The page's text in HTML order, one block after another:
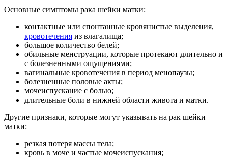
Основные симптомы рака шейки матки:
контактные или спонтанные кровянистые выделения,
кровотечения из влагалища;
большое количество белей;
обильные менструации, которые протекают длительно и
с болезненными ощущениями;
вагинальные кровотечения в период менопаузы;
болезненные половые акты;
мочеиспускание с болью;
длительные боли в нижней области живота и матки.
Другие признаки, которые могут указывать на рак шейки
матки:
резкая потеря массы тела;
кровь в моче и частые мочеиспускания;